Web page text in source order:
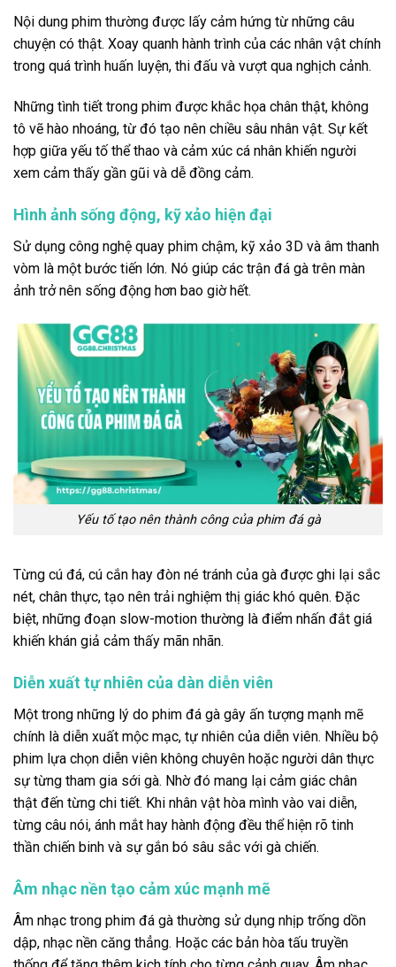
Nội dung phim thường được lấy cảm hứng từ những câu
chuyện có thật. Xoay quanh hành trình của các nhân vật chính
trong quá trình huấn luyện, thi đấu và vượt qua nghịch cảnh.
Những tình tiết trong phim được khắc họa chân thật, không
tô vẽ hào nhoáng, từ đó tạo nên chiều sâu nhân vật. Sự kết
hợp giữa yếu tố thể thao và cảm xúc cá nhân khiến người
xem cảm thấy gần gũi và dễ đồng cảm.
Hình ảnh sống động, kỹ xảo hiện đại
Sử dụng công nghệ quay phim chậm, kỹ xảo 3D và âm thanh
vòm là một bước tiến lớn. Nó giúp các trận đá gà trên màn
ảnh trở nên sống động hơn bao giờ hết.
Yếu tố tạo nên thành công của phim đá gà
Từng cú đá, cú cắn hay đòn né tránh của gà được ghi lại sắc
nét, chân thực, tạo nên trải nghiệm thị giác khó quên. Đặc
biệt, những đoạn slow-motion thường là điểm nhấn đắt giá
khiến khán giả cảm thấy mãn nhãn.
Diễn xuất tự nhiên của dàn diễn viên
Một trong những lý do phim đá gà gây ấn tượng mạnh mẽ
chính là diễn xuất mộc mạc, tự nhiên của diễn viên. Nhiều bộ
phim lựa chọn diễn viên không chuyên hoặc người dân thực
sự từng tham gia sới gà. Nhờ đó mang lại cảm giác chân
thật đến từng chi tiết. Khi nhân vật hòa mình vào vai diễn,
từng câu nói, ánh mắt hay hành động đều thể hiện rõ tinh
thần chiến binh và sự gắn bó sâu sắc với gà chiến.
Âm nhạc nền tạo cảm xúc mạnh mẽ
Âm nhạc trong phim đá gà thường sử dụng nhịp trống dồn
dập, nhạc nền căng thẳng. Hoặc các bản hòa tấu truyền